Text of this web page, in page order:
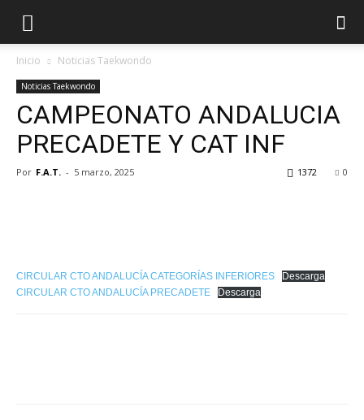
Inicio Noticias Taekwondo
Noticias Taekwondo
CAMPEONATO ANDALUCIA
PRECADETE Y CAT INF
Por F.A.T. - 5 marzo, 2025 0
1372
CIRCULAR CTO ANDALUCÍA CATEGORÍAS INFERIORES
Descarga
CIRCULAR CTO ANDALUCÍA PRECADETE
Descarga